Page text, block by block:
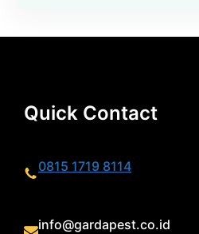
Quick Contact
0815 1719 8114
info@gardapest.co.id